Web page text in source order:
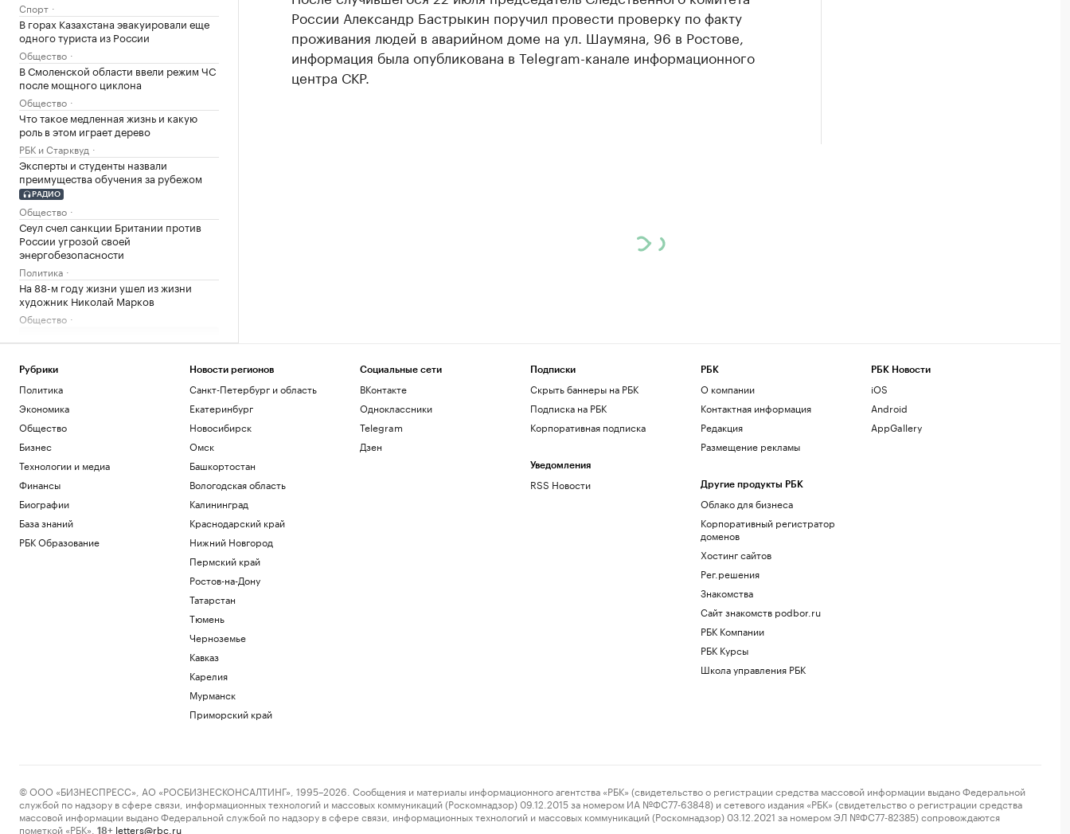
Спорт
В горах Казахстана эвакуировали еще
одного туриста из России
Общество
В Смоленской области ввели режим ЧС
после мощного циклона
Общество
Что такое медленная жизнь и какую
роль в этом играет дерево
РБК и Старквуд
Эксперты и студенты назвали
преимущества обучения за рубежом
РАДИО
Общество
Сеул счел санкции Британии против
России угрозой своей
энергобезопасности
Политика
На 88-м году жизни ушел из жизни
художник Николай Марков
Общество
Загрузить еще
России Александр Бастрыкин поручил провести проверку по факту
проживания людей в аварийном доме на ул. Шаумяна, 96 в Ростове,
информация была опубликована в Telegram-канале информационного
центра СКР.
Рубрики
Политика
Экономика
Общество
Бизнес
Технологии и медиа
Финансы
Биографии
База знаний
РБК Образование
Новости регионов
Санкт-Петербург и область
Екатеринбург
Новосибирск
Омск
Башкортостан
Вологодская область
Калининград
Краснодарский край
Нижний Новгород
Пермский край
Ростов-на-Дону
Татарстан
Тюмень
Черноземье
Кавказ
Карелия
Мурманск
Приморский край
Социальные сети
ВКонтакте
Одноклассники
Telegram
Дзен
Подписки
Скрыть баннеры на РБК
Подписка на РБК
Корпоративная подписка
Уведомления
RSS Новости
РБК
О компании
Контактная информация
Редакция
Размещение рекламы
Другие продукты РБК
Облако для бизнеса
Корпоративный регистратор
доменов
Хостинг сайтов
Рег.решения
Знакомства
Сайт знакомств podbor.ru
РБК Компании
РБК Курсы
Школа управления РБК
РБК Новости
iOS
Android
AppGallery
© ООО «БИЗНЕСПРЕСС», АО «РОСБИЗНЕСКОНСАЛТИНГ», 1995–2026. Сообщения и материалы информационного агентства «РБК» (свидетельство о регистрации средства массовой информации выдано Федеральной
службой по надзору в сфере связи, информационных технологий и массовых коммуникаций (Роскомнадзор) 09.12.2015 за номером ИА №ФС77-63848) и сетевого издания «РБК» (свидетельство о регистрации средства
массовой информации выдано Федеральной службой по надзору в сфере связи, информационных технологий и массовых коммуникаций (Роскомнадзор) 03.12.2021 за номером ЭЛ №ФС77-82385) сопровождаются
пометкой «РБК».
18+ letters@rbc.ru